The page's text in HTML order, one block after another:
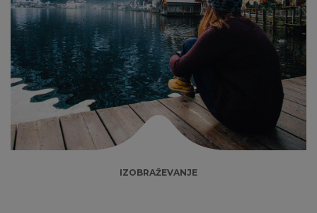
IZOBRAŽEVANJE